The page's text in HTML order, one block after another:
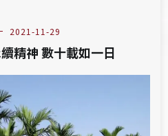
2021-11-29
精神 數十載如一日